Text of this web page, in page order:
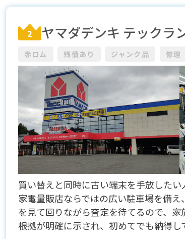
2 ヤマダデンキ テックラ
赤ロム 残債あり ジャンク品 修理
買い替えと同時に古い端末を手放した
家電量販店ならではの広い駐車場を備
を見て回りながら査定を待てるので、
根拠が明確に示され、初めてでも納得し